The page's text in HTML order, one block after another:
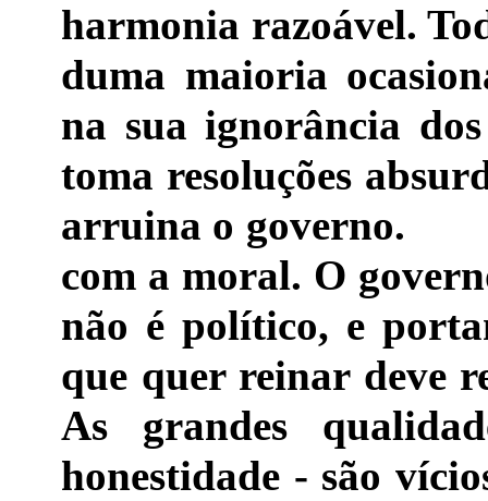
harmonia razoável.
duma maioria
na sua ignorância
toma resoluções
arruina o governo.
com a moral. O
não é político, e
que quer reinar deve
As grandes
honestidade - são